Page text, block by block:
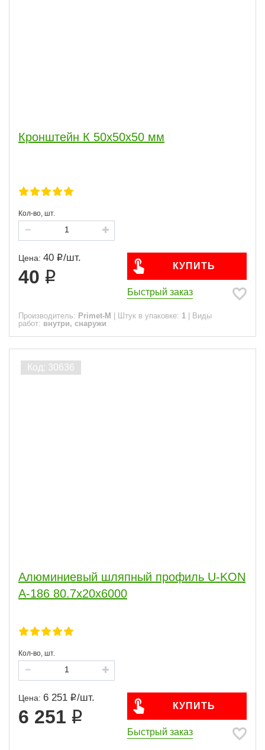
Кронштейн К 50х50х50 мм
Кол-во, шт.
Цена: 40 /шт.
40
КУПИТЬ
Быстрый заказ
Производитель: Primet-M Штук в упаковке: 1
Виды
работ: внутри, снаружи
Алюминиевый шляпный профиль U-KON
А-186 80.7х20х6000
Кол-во, шт.
Цена: 6 251 /шт.
6 251
КУПИТЬ
Быстрый заказ